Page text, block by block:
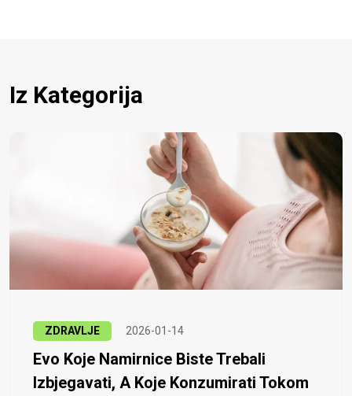
Iz Kategorija
ZDRAVLJE 2026-01-14
Evo Koje Namirnice Biste Trebali
Izbjegavati, A Koje Konzumirati Tokom